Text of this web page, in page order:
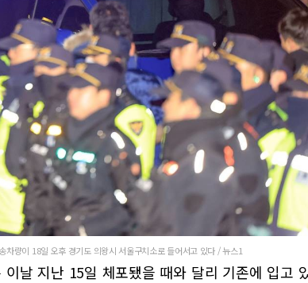
량이 18일 오후 경기도 의왕시 서울구치소로 들어서고 있다 / 뉴스1
날 지난 15일 체포됐을 때와 달리 기존에 입고